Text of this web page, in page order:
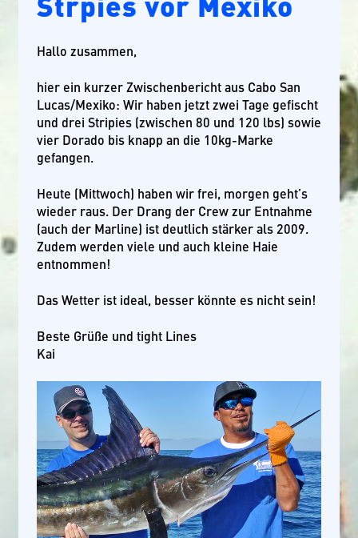
Hallo zusammen,
hier ein kurzer Zwischenbericht aus Cabo San
Lucas/Mexiko: Wir haben jetzt zwei Tage gefischt
und drei Stripies (zwischen 80 und 120 lbs) sowie
vier Dorado bis knapp an die 10kg-Marke
gefangen.
Heute (Mittwoch) haben wir frei, morgen geht’s
wieder raus. Der Drang der Crew zur Entnahme
(auch der Marline) ist deutlich stärker als 2009.
Zudem werden viele und auch kleine Haie
entnommen!
Das Wetter ist ideal, besser könnte es nicht sein!
Beste Grüße und tight Lines
Kai